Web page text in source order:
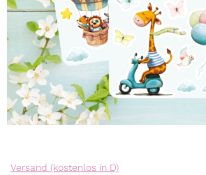
Versand (kostenlos in D)